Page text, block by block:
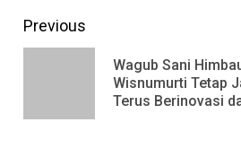
Continue
Previous
Wagub Sani
Wisnumurti Tetap
Terus Berinovasi